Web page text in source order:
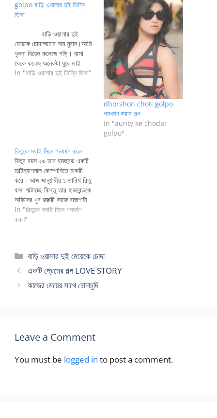
golpo বাড়ি ওয়ালার দুই তিন্নি
তিসা
বাড়ি ওয়ালার দুই
মেয়েকে চোদাআমার নাম মুরাদ।আমি
খুলনা বিয়েল কলেজে পড়ি। বাসা
থেকে কলেজ অনেকটা ধুরে তাই
কলেজে যেতে একটু দেড়ি হয়…
In "বাড়ি ওয়ালার দুই তিন্নি তিসা"
dhorshon choti golpo
গনধর্ষণ করার গল্প
In "aunty ke chodar
golpo"
রিতুকে সবাই মিলে গনধর্ষণ করল
রিতুর বয়স ২৬ তার হাজবেন্ড একটি
মাল্টিন্যাশনাল কোম্পানিতে চাকরী
করে। আজ জানুয়ারীর ১ তারিখ রিতু
বাসা পাল্টাচ্ছে কিন্তু তার হাজবেন্ডকে
অফিসের খুব জরুরী কাজে রাজশাহী
যেতে হয়ছে। কোনভাবেই রিতুর
হাজবেন্ড এই টুর ক্যানসেল করতে
In "রিতুকে সবাই মিলে গনধর্ষণ
করল"
Categories
বাড়ি ওয়ালার দুই মেয়েকে চোদা
একটি প্রেমের গল্প LOVE STORY
কাজের মেয়ের সাথে চোদাচুদি
Leave a Comment
You must be logged in to post a comment.